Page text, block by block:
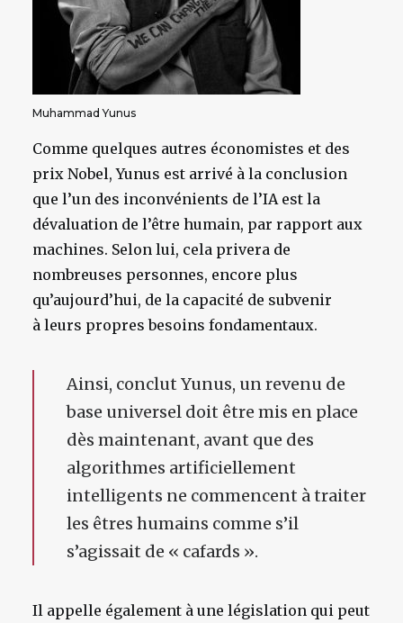
Muhammad Yunus
Comme quelques autres économistes et des
prix Nobel, Yunus est arrivé à la conclusion
que l’un des inconvénients de l’IA est la
dévaluation de l’être humain, par rapport aux
machines. Selon lui, cela privera de
nombreuses personnes, encore plus
qu’aujourd’hui, de la capacité de subvenir
à leurs propres besoins fondamentaux.
Ainsi, conclut Yunus, un revenu de
base universel doit être mis en place
dès maintenant, avant que des
algorithmes artificiellement
intelligents ne commencent à traiter
les êtres humains comme s’il
s’agissait de « cafards ».
Il appelle également à une législation qui peut